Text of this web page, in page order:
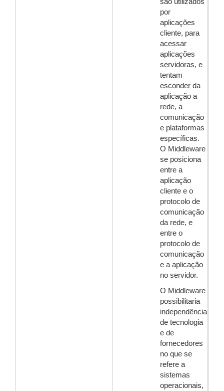
por
aplicações
cliente, para
acessar
aplicações
servidoras, e
tentam
esconder da
aplicação a
rede, a
comunicação
e plataformas
específicas.
O Middleware
se posiciona
entre a
aplicação
cliente e o
protocolo de
comunicação
da rede, e
entre o
protocolo de
comunicação
e a aplicação
no servidor.
O Middleware
possibilitaria
independência
de tecnologia
e de
fornecedores
no que se
refere a
sistemas
operacionais,